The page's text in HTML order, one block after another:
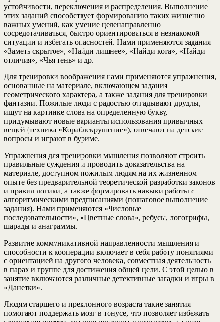
устойчивости, переключения и распределения. Выполнение
этих заданий способствует формированию таких жизненно
важных умений, как умение целенаправленно
сосредотачиваться, быстро ориентироваться в незнакомой
ситуации и избегать опасностей. Нами применяются задания
«Заметь скрытое», «Найди лишнее», «Найди кота», «Найди
отличия», «Чья тень» и др.
Для тренировки воображения нами применяются упражнения,
основанные на материале, включающем задания
геометрического характера, а также задания для тренировки
фантазии. Пожилые люди с радостью отгадывают друдлы,
ищут на картинке слова на определенную букву,
придумывают новые варианты использования привычных
вещей (техника «Кораблекрушение»), отвечают на детские
вопросы и играют в буриме.
Упражнения для тренировки мышления позволяют строить
правильные суждения и проводить доказательства на
материале, доступном пожилым людям на их жизненном
опыте без предварительной теоретической разработки законов
и правил логики, а также формировать навыки работы с
алгоритмическими предписаниями (пошаговое выполнение
задания). Нами применяются «Числовые
последовательности», «Цветные слова», ребусы, логогрифы,
шарады и анаграммы.
Развитие коммуникативной направленности мышления и
способности к кооперации включает в себя работу понятиями
с ориентацией на другого человека, совместная деятельность
в парах и группе для достижения общей цели. С этой целью в
занятие включаются различные детективные загадки и игры в
«Данетки».
Людям старшего и преклонного возраста такие занятия
помогают поддержать мозг в тонусе, что позволяет избежать